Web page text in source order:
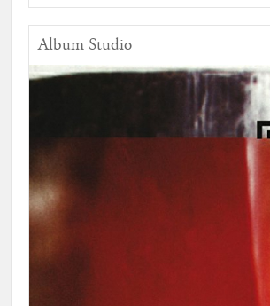
Album Studio